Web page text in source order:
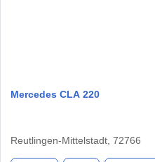
Mercedes CLA 220
Reutlingen-Mittelstadt, 72766